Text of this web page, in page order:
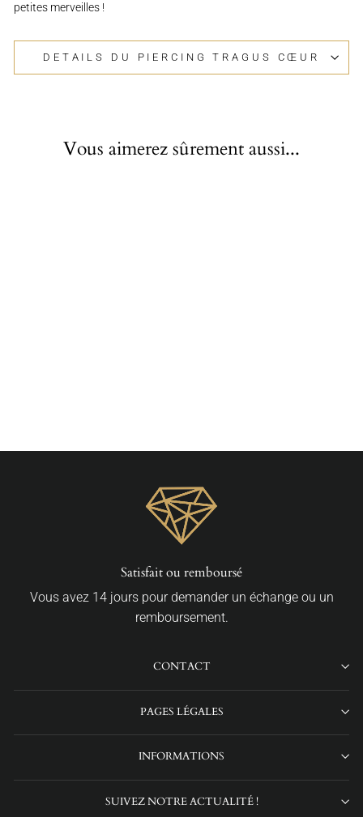
petites merveilles !
DETAILS DU PIERCING TRAGUS CŒUR
Vous aimerez sûrement aussi...
Satisfait ou remboursé
Vous avez 14 jours pour demander un échange ou un
remboursement.
CONTACT
PAGES LÉGALES
INFORMATIONS
SUIVEZ NOTRE ACTUALITÉ !